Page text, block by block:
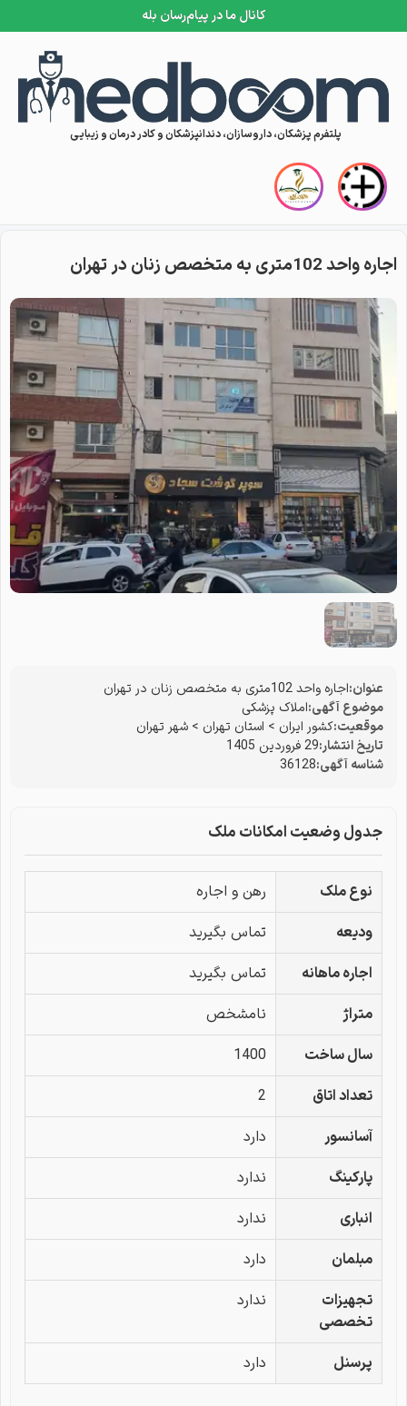
کانال ما در پیام‌رسان بله
Skip to content
پلتفرم پزشکان، داروسازان، دندانپزشکان و کادر درمان و زیبایی
اجاره واحد 102متری به متخصص زنان در تهران
عنوان:اجاره واحد 102متری به متخصص زنان در تهران
موضوع آگهی:املاک پزشکی
موقعیت:کشور ایران > استان تهران > شهر تهران
تاریخ انتشار:29 فروردین 1405
شناسه آگهی:36128
جدول وضعیت امکانات ملک
نوع ملک
رهن و اجاره
ودیعه
تماس بگیرید
اجاره ماهانه
تماس بگیرید
متراژ
نامشخص
سال ساخت
1400
تعداد اتاق
2
آسانسور
دارد
پارکینگ
ندارد
انباری
ندارد
مبلمان
دارد
تجهیزات
تخصصی
ندارد
پرسنل دارد